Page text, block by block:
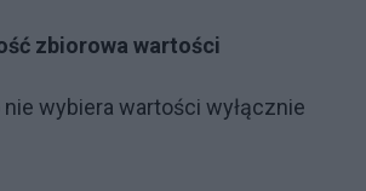
zbiorowa wartości
wybiera wartości wyłącznie